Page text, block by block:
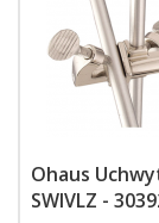
Ohaus
SWIVLZ -